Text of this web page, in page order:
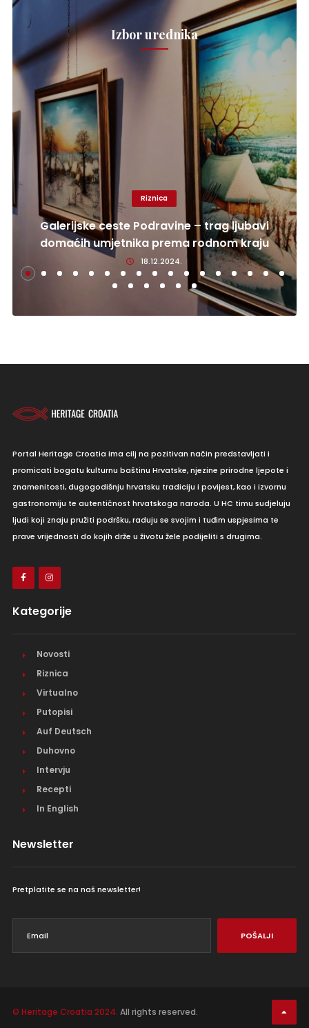
Izbor urednika
Riznica
Galerijske ceste Podravine – trag ljubavi
domaćih umjetnika prema rodnom kraju
18.12.2024.
Portal Heritage Croatia ima cilj na pozitivan način predstavljati i
promicati bogatu kulturnu baštinu Hrvatske, njezine prirodne ljepote i
znamenitosti, dugogodišnju hrvatsku tradiciju i povijest, kao i izvornu
gastronomiju te autentičnost hrvatskoga naroda. U HC timu sudjeluju
ljudi koji znaju pružiti podršku, raduju se svojim i tuđim uspjesima te
prave vrijednosti do kojih drže u životu žele podijeliti s drugima.
Kategorije
Novosti
Riznica
Virtualno
Putopisi
Auf Deutsch
Duhovno
Intervju
Recepti
In English
Newsletter
Pretplatite se na naš newsletter!
POŠALJI
© Heritage Croatia 2024. All rights reserved.